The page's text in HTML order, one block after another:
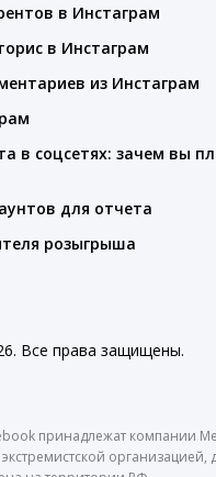
в Инстаграм
в Инстаграм
из Инстаграм
в соцсетях: зачем вы
для отчета
розыгрыша
Все права защищены.
принадлежат компании
организацией,